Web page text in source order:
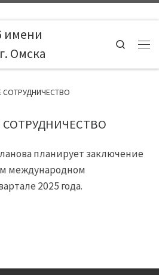
Омска
Search
планирует заключение
международном
2025 года.